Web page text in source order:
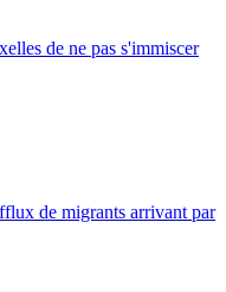
de ne pas s'immiscer
de migrants arrivant par